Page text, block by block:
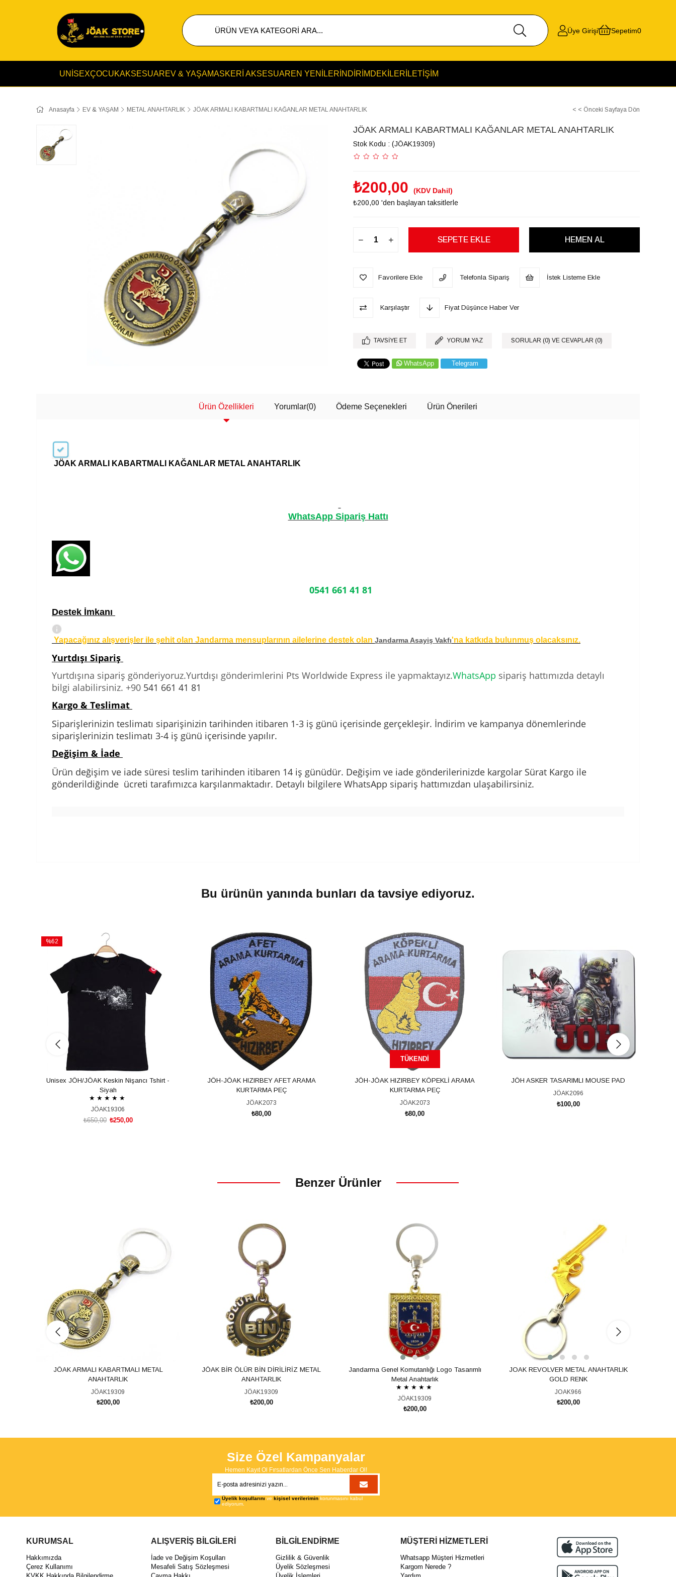
Üye Girişi Sepetim0
UNİSEXÇOCUKAKSESUAREV & YAŞAMASKERİ AKSESUAREN YENİLER İNDİRİMDEKİLER İLETİŞİM
Anasayfa EV & YAŞAM METAL ANAHTARLIK JÖAK ARMALI KABARTMALI KAĞANLAR METAL ANAHTARLIK < < Önceki Sayfaya Dön
JÖAK ARMALI KABARTMALI KAĞANLAR METAL ANAHTARLIK
Stok Kodu (JÖAK19309)
₺200,00
(KDV Dahil)
₺200,00 'den başlayan taksitlerle
Favorilere Ekle Telefonla Sipariş İstek Listeme Ekle
Karşılaştır Fiyat Düşünce Haber Ver
TAVSIYE ET YORUM YAZ SORULAR (0) VE CEVAPLAR (0)
WhatsApp Telegram
Ürün Özellikleri Yorumlar(0) Ödeme Seçenekleri Ürün Önerileri
JÖAK ARMALI KABARTMALI KAĞANLAR METAL ANAHTARLIK
WhatsApp Sipariş Hattı
0541 661 41 81
Destek İmkanı
Yapacağınız alışverişler ile şehit olan Jandarma mensuplarının ailelerine destek olan Jandarma Asayiş Vakfı'na katkıda bulunmuş olacaksınız.
Yurtdışı Sipariş
Yurtdışına sipariş gönderiyoruz.Yurtdışı gönderimlerini Pts Worldwide Express ile yapmaktayız.WhatsApp sipariş hattımızda detaylı
bilgi alabilirsiniz. +90 541 661 41 81
Kargo & Teslimat
Siparişlerinizin teslimatı siparişinizin tarihinden itibaren 1-3 iş günü içerisinde gerçekleşir. İndirim ve kampanya dönemlerinde
siparişlerinizin teslimatı 3-4 iş günü içerisinde yapılır.
Değişim & İade
Ürün değişim ve iade süresi teslim tarihinden itibaren 14 iş günüdür. Değişim ve iade gönderilerinizde kargolar Sürat Kargo ile
gönderildiğinde ücreti tarafımızca karşılanmaktadır. Detaylı bilgilere WhatsApp sipariş hattımızdan ulaşabilirsiniz.
Bu ürünün yanında bunları da tavsiye ediyoruz.
%62
%62İndirim
Unisex JÖH/JÖAK Keskin Nişancı Tshirt -
Siyah
★ ★ ★ ★ ★
JÖAK19306
₺250,00
₺650,00
JÖH-JÖAK HIZIRBEY AFET ARAMA
KURTARMA PEÇ
JÖAK2073
₺80,00
TÜKENDI
JÖH-JÖAK HIZIRBEY KÖPEKLİ ARAMA
KURTARMA PEÇ
JÖAK2073
₺80,00
JÖH ASKER TASARIMLI MOUSE PAD
JÖAK2096
₺100,00
Benzer Ürünler
JÖAK ARMALI KABARTMALI METAL
ANAHTARLIK
JÖAK19309
₺200,00
JÖAK BİR ÖLÜR BİN DİRİLİRİZ METAL
ANAHTARLIK
JÖAK19309
₺200,00
Jandarma Genel Komutanlığı Logo Tasarımlı
Metal Anahtarlık
★ ★ ★ ★ ★
JÖAK19309
₺200,00
JOAK REVOLVER METAL ANAHTARLIK
GOLD RENK
JOAK966
₺200,00
Size Özel Kampanyalar
Hemen Kayıt Ol Fırsatlardan Önce Sen Haberdar Ol!
Üyelik koşullarını vekişisel verilerimin korunmasını kabul
ediyorum.
KURUMSAL
Hakkımızda
Çerez Kullanımı
ALIŞVERİŞ BİLGİLERİ
İade ve Değişim Koşulları
Mesafeli Satış Sözleşmesi
BİLGİLENDİRME
Gizlilik & Güvenlik
Üyelik Sözleşmesi
MÜŞTERİ HİZMETLERİ
Whatsapp Müşteri Hizmetleri
Kargom Nerede ?